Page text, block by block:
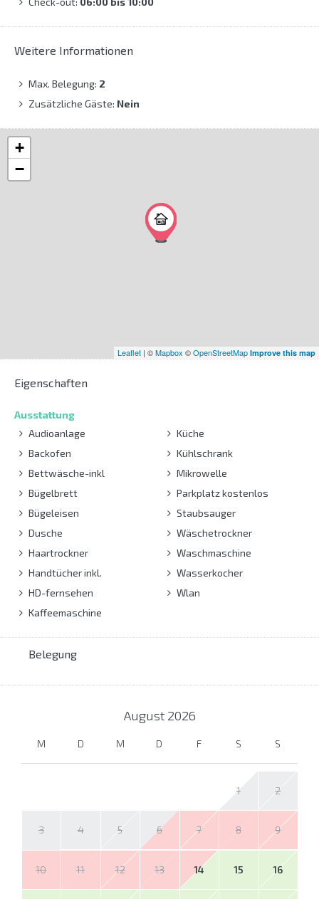
Weitere Informationen
Max. Belegung: 2
Zusätzliche Gäste: Nein
+
−
Leaflet | ©Mapbox ©OpenStreetMap Improve this map
Eigenschaften
Ausstattung
Audioanlage
Backofen
Bettwäsche-inkl
Bügelbrett
Bügeleisen
Dusche
Haartrockner
Handtücher inkl.
HD-fernsehen
Kaffeemaschine
Küche
Kühlschrank
Mikrowelle
Parkplatz kostenlos
Staubsauger
Wäschetrockner
Waschmaschine
Wasserkocher
Wlan
Belegung
August 2026
M D M D F S S
1 2
3 4 5 6 7 8 9
10 11 12 13 14 15 16